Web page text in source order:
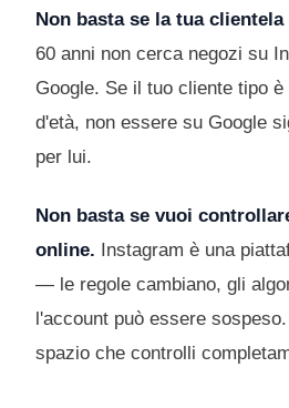
Non basta se la tua clientela
60 anni non cerca negozi su
Google. Se il tuo cliente tipo
d'età, non essere su Google
per lui.
Non basta se vuoi
online. Instagram è una
— le regole cambiano, gli
l'account può essere
spazio che controlli